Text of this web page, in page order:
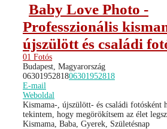
Baby Love Photo -
Professzionális
újszülött és családi
01 Fotós
Budapest, Magyarország
0630195281806301952818
E-mail
Weboldal
Kismama-, újszülött- és családi fotósként
tekintem, hogy megörökítsem az élet
Kismama, Baba, Gyerek, Születésnap